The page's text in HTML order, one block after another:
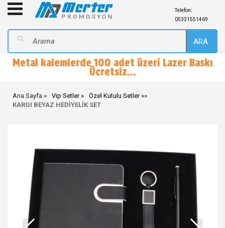
Telefon:
05331551469
ARA
Metal kalemlerde 100 adet üzeri Lazer Baskı
Ücretsiz...
Ana Sayfa Vip Setler »
Özel Kutulu Setler
KARGI BEYAZ HEDİYELİK SET